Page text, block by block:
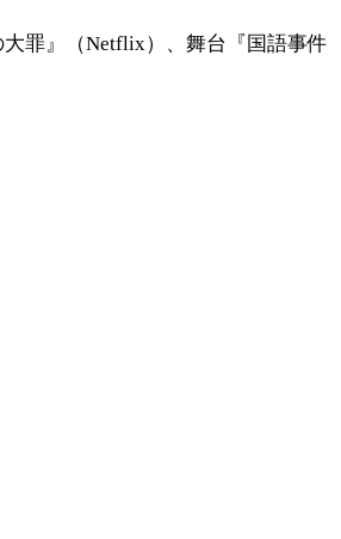
罪』（Netflix）、舞台『国語事件